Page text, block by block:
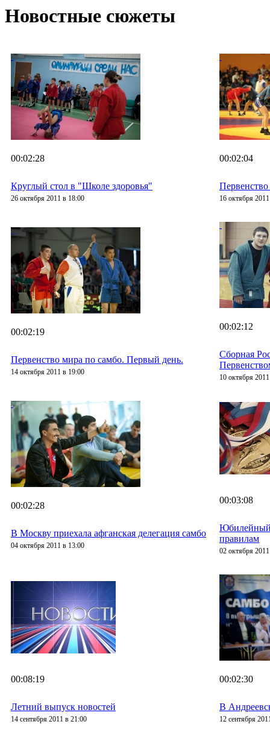
Новостные сюжеты
00:02:28
Круглый стол в "Школе здоровья"
26 октября 2011 в 18:00
00:02:04
16 октября
00:02:19
Первенство мира по самбо. Первый день.
14 октября 2011 в 19:00
00:02:12
Сборная
10 октября
00:02:28
В Москву приехала афганская делегация самбо
04 октября 2011 в 13:00
00:03:08
Юбилейный
правилам
02 октября
00:08:19
Летний выпуск новостей
14 сентября 2011 в 21:00
00:02:30
В
12 сентября